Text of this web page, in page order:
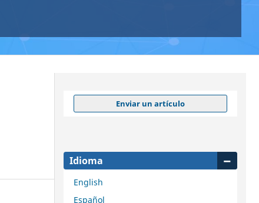
Enviar un artículo
Idioma
English
Español